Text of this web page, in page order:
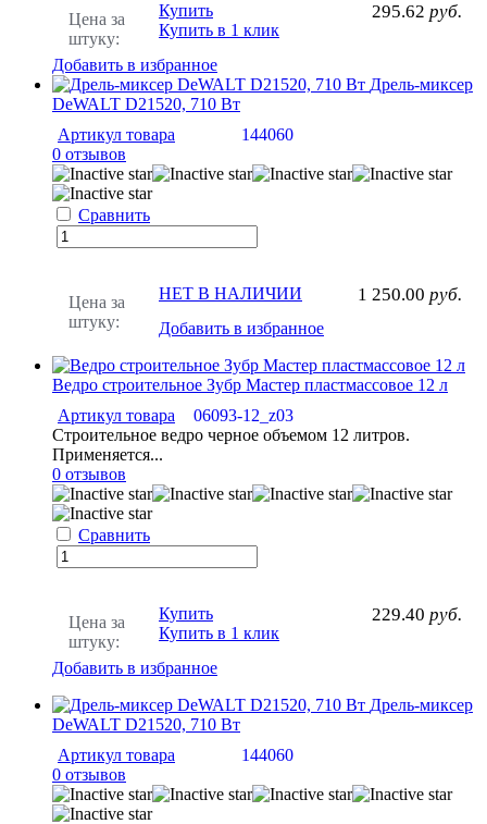
Цена за
штуку:
295.62 руб.
Купить
Купить в 1 клик
Добавить в избранное
Дрель-миксер
DeWALT D21520, 710 Вт
Артикул товара
144060
0 отзывов
Сравнить
Цена за
штуку:
1 250.00 руб.
НЕТ В НАЛИЧИИ
Добавить в избранное
Ведро строительное Зубр Мастер пластмассовое 12 л
Артикул товара
06093-12_z03
Строительное ведро черное объемом 12 литров.
Применяется...
0 отзывов
Сравнить
Цена за
штуку:
229.40 руб.
Купить
Купить в 1 клик
Добавить в избранное
Дрель-миксер
DeWALT D21520, 710 Вт
Артикул товара
144060
0 отзывов